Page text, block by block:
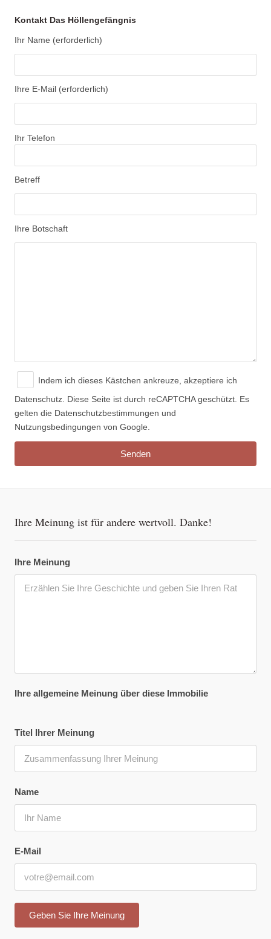
Kontakt Das Höllengefängnis
Ihr Name (erforderlich)
Ihre E-Mail (erforderlich)
Ihr Telefon
Betreff
Ihre Botschaft
Indem ich dieses Kästchen ankreuze, akzeptiere ich
Datenschutz. Diese Seite ist durch reCAPTCHA geschützt. Es
gelten die Datenschutzbestimmungen und
Nutzungsbedingungen von Google.
Ihre Meinung ist für andere wertvoll. Danke!
Ihre Meinung
Name
E-Mail
Ihre allgemeine Meinung über diese Immobilie
Titel Ihrer Meinung